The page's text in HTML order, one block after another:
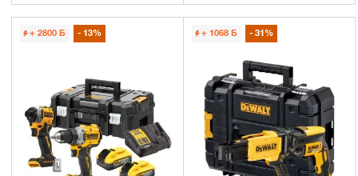
+ 2800 Б 13% + 1068 Б 31%